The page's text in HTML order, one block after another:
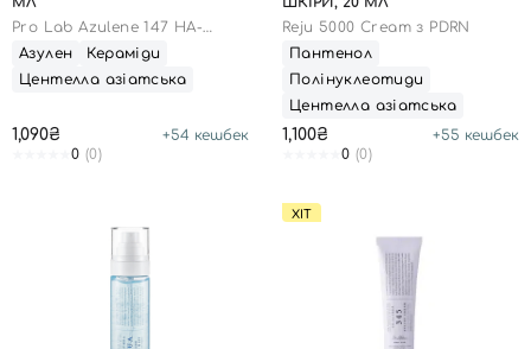
Pro Lab Azulene 147 HA-
Intensive Soothing Cream
Азулен
Кераміди
Центелла азіатська
1,090₴ +54 кешбек
0 (0)
Reju 5000 Cream з PDRN
Пантенол
Полінуклеотиди
Центелла азіатська
1,100₴ +55 кешбек
0 (0)
ХІТ